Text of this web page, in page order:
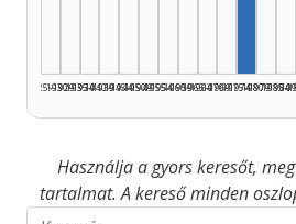
1925–1929
1930–1934
1935–1939
1940–1944
1945–1949
1950–1954
1955–1959
1960–1964
1965–1969
1970–1974
1975–1979
1980–1984
Használja a gyors keresőt,
tartalmat. A kereső minden